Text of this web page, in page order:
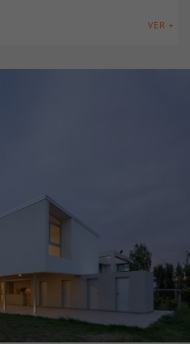
VER +